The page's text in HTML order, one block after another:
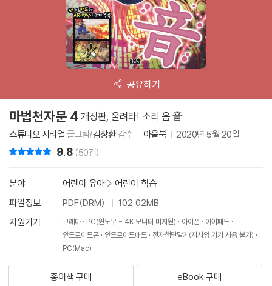
공유하기
마법천자문 4 개정판, 울려라! 소리 음 音
스튜디오 시리얼 글그림/김창환감수 아울북 2020년 5월 20일
9.8 (50건)
분야 어린이 유아> 어린이 학습
파일정보
PDF(DRM)
102.02MB
지원기기
크레마 PC(윈도우 - 4K 모니터 미지원) 아이폰
아이패드
안드로이드폰
안드로이드패드
전자책단말기(저사양 기기 사용 불가)
PC(Mac)
종이책 구매 eBook 구매